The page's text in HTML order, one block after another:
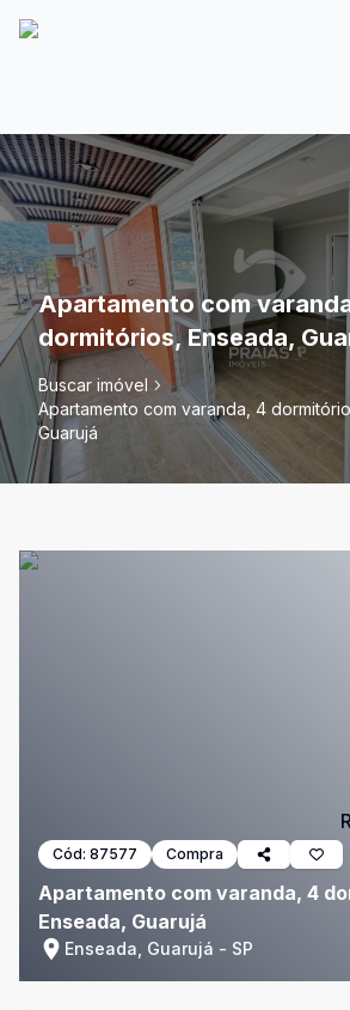
Apartamento com
dormitórios, Enseada,
Buscar imóvel
Apartamento com varanda, 4
Guarujá
Cód: 87577 Compra
Apartamento com varanda, 4
Enseada, Guarujá
Enseada, Guarujá - SP